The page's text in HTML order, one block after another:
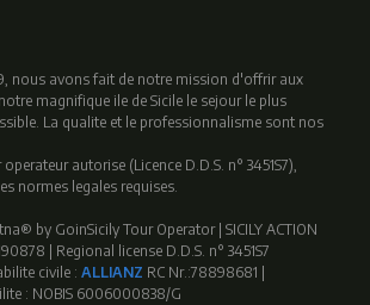
nous avons fait de notre mission d'offrir aux
magnifique ile de Sicile le sejour le plus
La qualite et le professionnalisme sont nos
autorise (Licence D.D.S. n° 3451S7),
normes legales requises.
by GoinSicily Tour Operator | SICILY ACTION
| Regional license D.D.S. n° 3451S7
civile : ALLIANZ RC Nr.:78898681 |
: NOBIS 6006000838/G